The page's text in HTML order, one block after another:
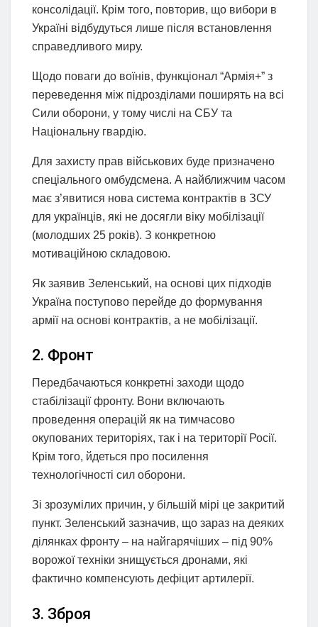
консолідації. Крім того, повторив, що вибори в
Україні відбудуться лише після встановлення
справедливого миру.
Щодо поваги до воїнів, функціонал “Армія+” з
переведення між підрозділами поширять на всі
Сили оборони, у тому числі на СБУ та
Національну гвардію.
Для захисту прав військових буде призначено
спеціального омбудсмена. А найближчим часом
має з’явитися нова система контрактів в ЗСУ
для українців, які не досягли віку мобілізації
(молодших 25 років). З конкретною
мотиваційною складовою.
Як заявив Зеленський, на основі цих підходів
Україна поступово перейде до формування
армії на основі контрактів, а не мобілізації.
2. Фронт
Передбачаються конкретні заходи щодо
стабілізації фронту. Вони включають
проведення операцій як на тимчасово
окупованих територіях, так і на території Росії.
Крім того, йдеться про посилення
технологічності сил оборони.
Зі зрозумілих причин, у більшій мірі це закритий
пункт. Зеленський зазначив, що зараз на деяких
ділянках фронту – на найгарячіших – під 90%
ворожої техніки знищується дронами, які
фактично компенсують дефіцит артилерії.
3. Зброя